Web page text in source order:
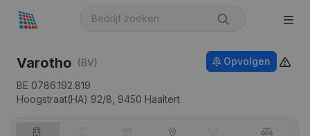
Varotho (BV)
BE 0786.192.819
Hoogstraat(HA) 92/8, 9450 Haaltert
Opvolgen